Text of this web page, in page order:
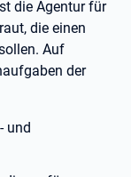
die Agentur für
die einen
Auf
der
und